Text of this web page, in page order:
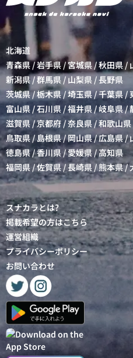
北海道
青森県/岩手県/宮城県/秋田県 /
新潟県/群馬県 / 山梨県 /長野県
茨城県 /栃木県/埼玉県/千葉県/
富山県 /石川県 /福井県/岐阜県/
滋賀県/京都府/奈良県 /和歌山県
鳥取県 / 島根県/岡山県/広島県/
徳島県/香川県/愛媛県 /高知県
福岡県 /佐賀県 /長崎県/熊本県/
スナカラとは?
掲載希望の方はこちら
運営組織
プライバシーポリシー
お問い合わせ